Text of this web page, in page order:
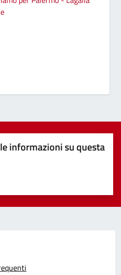
informazioni su questa
su 5
su 5